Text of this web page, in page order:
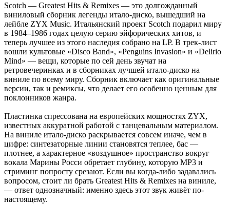
Scotch — Greatest Hits & Remixes — это долгожданный
виниловый сборник легенды итало-диско, вышедший на
лейбле ZYX Music. Итальянский проект Scotch подарил миру
в 1984–1986 годах целую серию эйфорических хитов, и
теперь лучшее из этого наследия собрано на LP. В трек-лист
вошли культовые «Disco Band», «Penguins Invasion» и «Delirio
Mind» — вещи, которые по сей день звучат на
ретровечеринках и в сборниках лучшей итало-диско на
виниле по всему миру. Сборник включает как оригинальные
версии, так и ремиксы, что делает его особенно ценным для
поклонников жанра.
Пластинка спрессована на европейских мощностях ZYX,
известных аккуратной работой с танцевальным материалом.
На виниле итало-диско раскрывается совсем иначе, чем в
цифре: синтезаторные линии становятся теплее, бас —
плотнее, а характерное «воздушное» пространство вокруг
вокала Марины Росси обретает глубину, которую MP3 и
стриминг попросту срезают. Если вы когда-либо задавались
вопросом, стоит ли брать Greatest Hits & Remixes на виниле,
— ответ однозначный: именно здесь этот звук живёт по-
настоящему.